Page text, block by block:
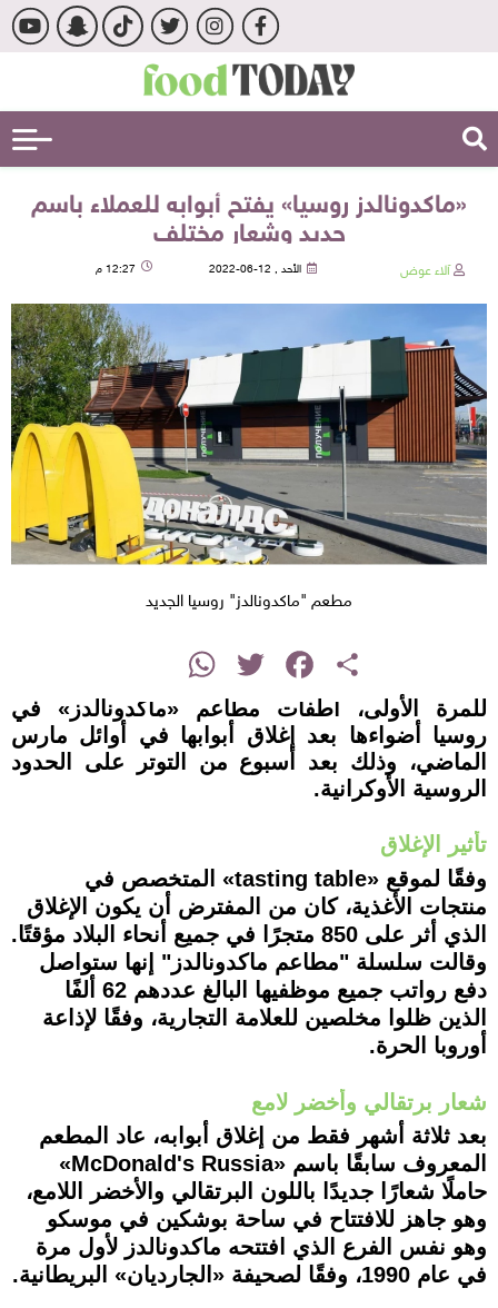
«ماكدونالدز روسيا» يفتح أبوابه للعملاء باسم
جديد وشعار مختلف
آلاء عوض الأحد , 12-06-2022 12:27 م
مطعم "ماكدونالدز" روسيا الجديد
Share
Facebook
Twitter
WhatsApp
للمرة الأولى، أطفأت مطاعم «ماكدونالدز» في
روسيا أضواءها بعد إغلاق أبوابها في أوائل مارس
الماضي، وذلك بعد أسبوع من التوتر على الحدود
الروسية الأوكرانية.
تأثير الإغلاق
وفقًا لموقع «tasting table» المتخصص في
منتجات الأغذية، كان من المفترض أن يكون الإغلاق
الذي أثر على 850 متجرًا في جميع أنحاء البلاد مؤقتًا.
وقالت سلسلة "مطاعم ماكدونالدز" إنها ستواصل
دفع رواتب جميع موظفيها البالغ عددهم 62 ألفًا
الذين ظلوا مخلصين للعلامة التجارية، وفقًا لإذاعة
أوروبا الحرة.
شعار برتقالي وأخضر لامع
بعد ثلاثة أشهر فقط من إغلاق أبوابه، عاد المطعم
المعروف سابقًا باسم «McDonald's Russia»
حاملًا شعارًا جديدًا باللون البرتقالي والأخضر اللامع،
وهو جاهز للافتتاح في ساحة بوشكين في موسكو
وهو نفس الفرع الذي افتتحه ماكدونالدز لأول مرة
في عام 1990، وفقًا لصحيفة «الجارديان» البريطانية.